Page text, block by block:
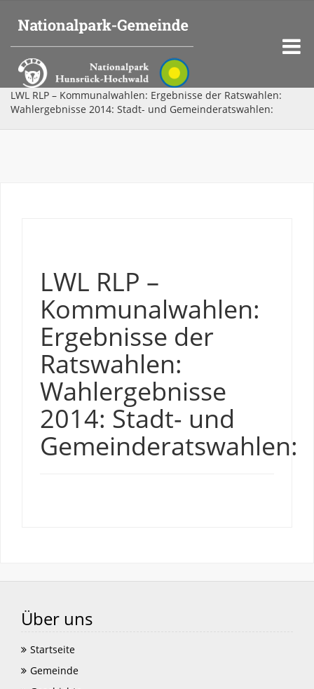
LWL RLP – Kommunalwahlen: Ergebnisse der Ratswahlen:
Wahlergebnisse 2014: Stadt- und Gemeinderatswahlen:
LWL RLP –
Kommunalwahlen:
Ergebnisse der
Ratswahlen:
Wahlergebnisse
2014: Stadt- und
Gemeinderatswahlen:
Über uns
Startseite
Gemeinde